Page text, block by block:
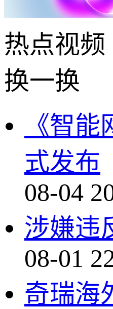
热点视频
换一换
《智
式发布
08-04
涉嫌违
08-01
奇瑞海